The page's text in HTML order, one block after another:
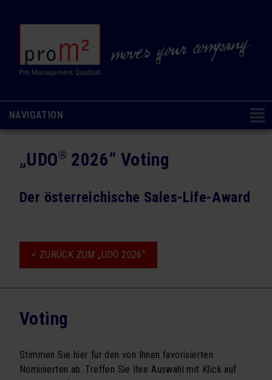
NAVIGATION
überspringen
Change Management
Organisations- & Kulturentwicklung
Seminarprogramm
Exklusivtermine für Firmen
VORTRÄGE
„UDO® 2026“ Voting
Der österreichische Sales-Life-Award
< ZURÜCK ZUM „UDO 2026“
Voting
Stimmen Sie hier für den von Ihnen favorisierten
Nominierten ab. Treffen Sie Ihre Auswahl mit Klick auf